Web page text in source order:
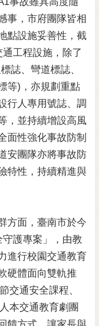
事，市府團隊皆相
點設施妥善性，截
工程設施，除了
誌、彎道標誌、
等)，亦規劃重點
行人專用號誌、調
，並持續增設高風
面性強化事故防制
安團隊亦將事故防
特性，持續精進與
方面，臺南市於今
護專案」，由教
進行校園交通教育
硬體面向雙軌推
交通安全課程、
本交通教育劇團